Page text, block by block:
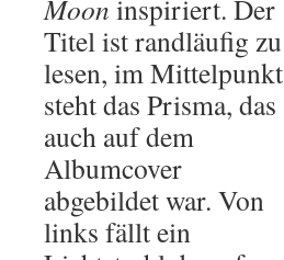
Moon inspiriert. Der
Titel ist randläufig zu
lesen, im Mittelpunkt
steht das Prisma, das
auch auf dem
Albumcover
abgebildet war. Von
links fällt ein